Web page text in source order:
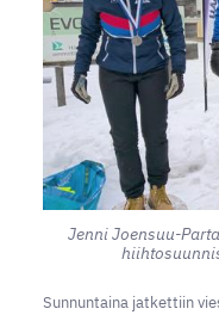
Jenni Joensuu-
Sunnuntaina jatkettiin